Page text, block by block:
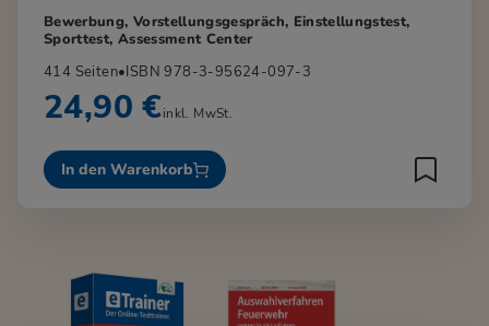
Bewerbung, Vorstellungsgespräch, Einstellungstest,
Sporttest, Assessment Center
414 Seiten•ISBN 978-3-95624-097-3
24,90 €inkl. MwSt.
In den Warenkorb